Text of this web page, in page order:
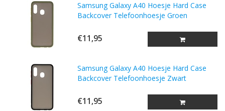
Samsung Galaxy A40 Hoesje Hard Case
Backcover Telefoonhoesje Groen
€11,95
Samsung Galaxy A40 Hoesje Hard Case
Backcover Telefoonhoesje Zwart
€11,95